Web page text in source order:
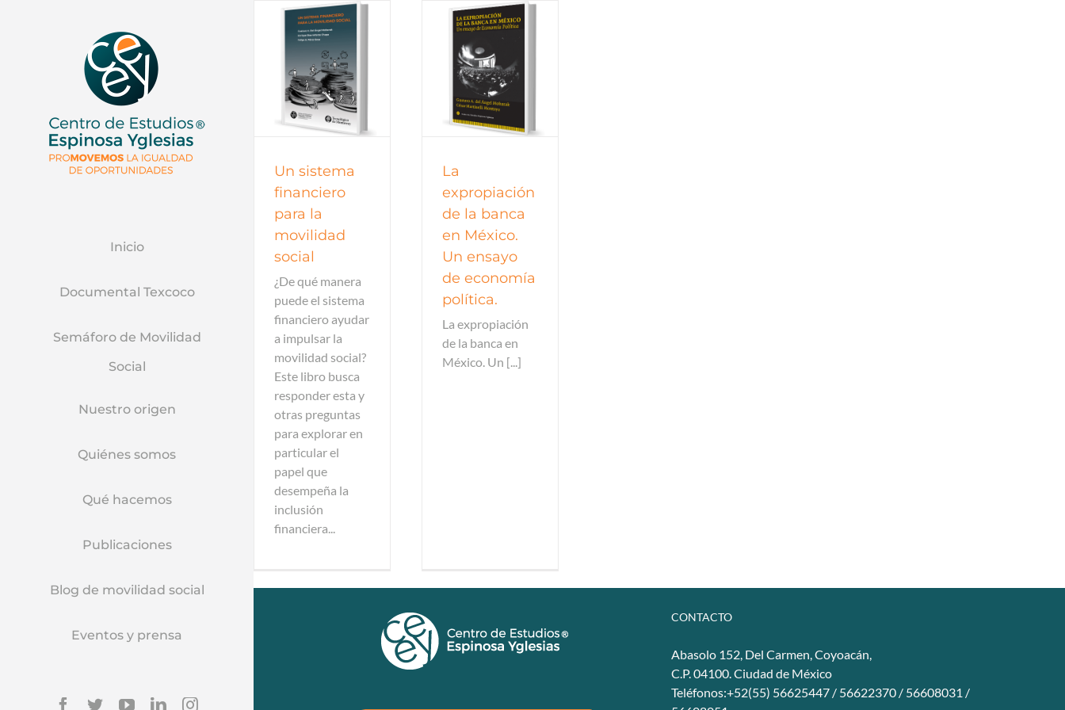
Inicio
Documental Texcoco
Semáforo de Movilidad
Social
Nuestro origen
Quiénes somos
Qué hacemos
Publicaciones
Blog de movilidad social
Eventos y prensa
Facebook
TwitterYouTubeLinkedinInstagram
Un sistema
financiero
para la
movilidad
social
¿De qué manera
puede el sistema
financiero ayudar
a impulsar la
movilidad social?
Este libro busca
responder esta y
otras preguntas
para explorar en
particular el
papel que
desempeña la
inclusión
financiera...
Banca y finanzas -
Nacionalización
Bancaria Premio MEY
La
expropiación
de la banca
en México.
Un ensayo
de economía
política.
La expropiación
de la banca en
México. Un [...]
CONTACTO
Abasolo 152, Del Carmen, Coyoacán,
C.P. 04100. Ciudad de México
Teléfonos:+52(55) 56625447 / 56622370 / 56608031 /